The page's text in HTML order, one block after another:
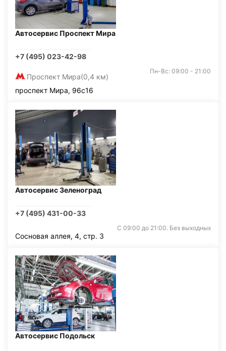
Автосервис Проспект Мира
+7 (495) 023-42-98
Проспект Мира(0,4 км)
Пн-Вс: 09:00 - 21:00
проспект Мира, 96с16
Автосервис Зеленоград
+7 (495) 431-00-33
С 09:00 до 21:00. Без выходных
Сосновая аллея, 4, стр. 3
Автосервис Подольск